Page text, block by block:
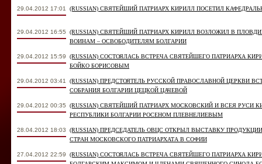
29.04.2012 17:01 (RUSSIAN) СВЯТЕЙШИЙ ПАТРИАРХ КИРИЛЛ ПОСЕТИЛ
29.04.2012 16:55
(RUSSIAN) СВЯТЕЙШИЙ ПАТРИАРХ КИРИЛЛ ВОЗЛОЖИЛ В
ВОИНАМ – ОСВОБОДИТЕЛЯМ БОЛГАРИИ
29.04.2012 15:59
(RUSSIAN) СОСТОЯЛАСЬ ВСТРЕЧА СВЯТЕЙШЕГО ПАТРИАРХА
БОЙКО БОРИСОВЫМ
29.04.2012 03:41
(RUSSIAN) ПРЕДСТОЯТЕЛЬ РУССКОЙ ПРАВОСЛАВНОЙ ЦЕРКВИ
СОБРАНИЯ БОЛГАРИИ ЦЕЦКОЙ ЦАЧЕВОЙ
29.04.2012 00:35
(RUSSIAN) СВЯТЕЙШИЙ ПАТРИАРХ МОСКОВСКИЙ И ВСЕЯ РУСИ
РЕСПУБЛИКИ БОЛГАРИИ РОСЕНОМ ПЛЕВНЕЛИЕВЫМ
28.04.2012 18:03
(RUSSIAN) ПРЕДСЕДАТЕЛЬ ОВЦС ОТКРЫЛ ВЫСТАВКУ
СТРАН МОСКОВСКОГО ПАТРИАРХАТА В СОФИИ
27.04.2012 22:59
(RUSSIAN) СОСТОЯЛАСЬ ВСТРЕЧА СВЯТЕЙШЕГО ПАТРИАРХА